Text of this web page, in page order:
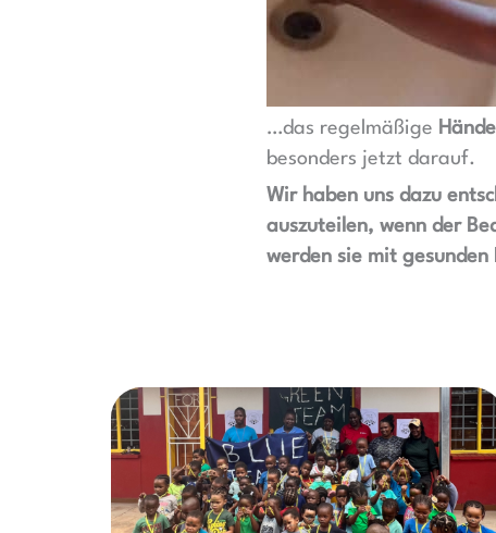
…das regelmäßige
besonders jetzt darauf.
Wir haben uns dazu
auszuteilen, wenn der
werden sie mit